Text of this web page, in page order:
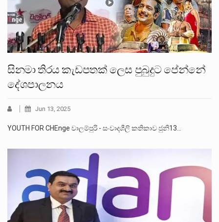
සිනමා තිරය කැඩපතක් ලෙස පුබුදුට පේන්නේ
දේශපාලනය
Jun 13, 2025
YOUTH FOR CHEnge වාලම්පුරි - සංවාදශීලි කතිකාව ජුනි13…